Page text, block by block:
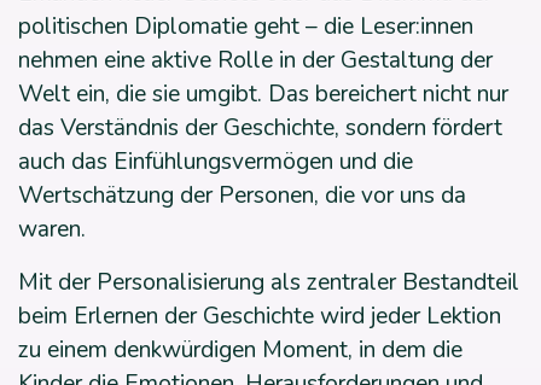
politischen Diplomatie geht – die Leser:innen
nehmen eine aktive Rolle in der Gestaltung der
Welt ein, die sie umgibt. Das bereichert nicht nur
das Verständnis der Geschichte, sondern fördert
auch das Einfühlungsvermögen und die
Wertschätzung der Personen, die vor uns da
waren.
Mit der Personalisierung als zentraler Bestandteil
beim Erlernen der Geschichte wird jeder Lektion
zu einem denkwürdigen Moment, in dem die